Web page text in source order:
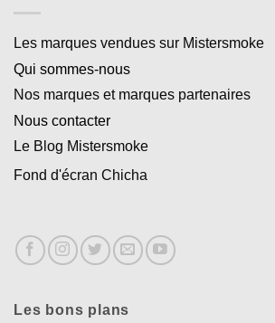
Les marques vendues sur Mistersmoke
Qui sommes-nous
Nos marques et marques partenaires
Nous contacter
Le Blog Mistersmoke
Fond d'écran Chicha
Les bons plans